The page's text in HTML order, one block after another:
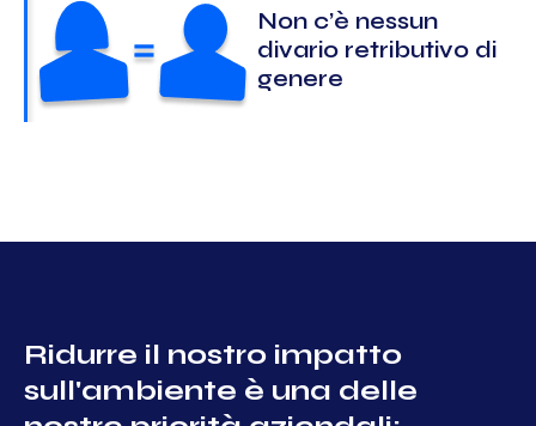
Non c’è nessun
divario retributivo di
genere
Ridurre il nostro impatto
sull'ambiente è una delle